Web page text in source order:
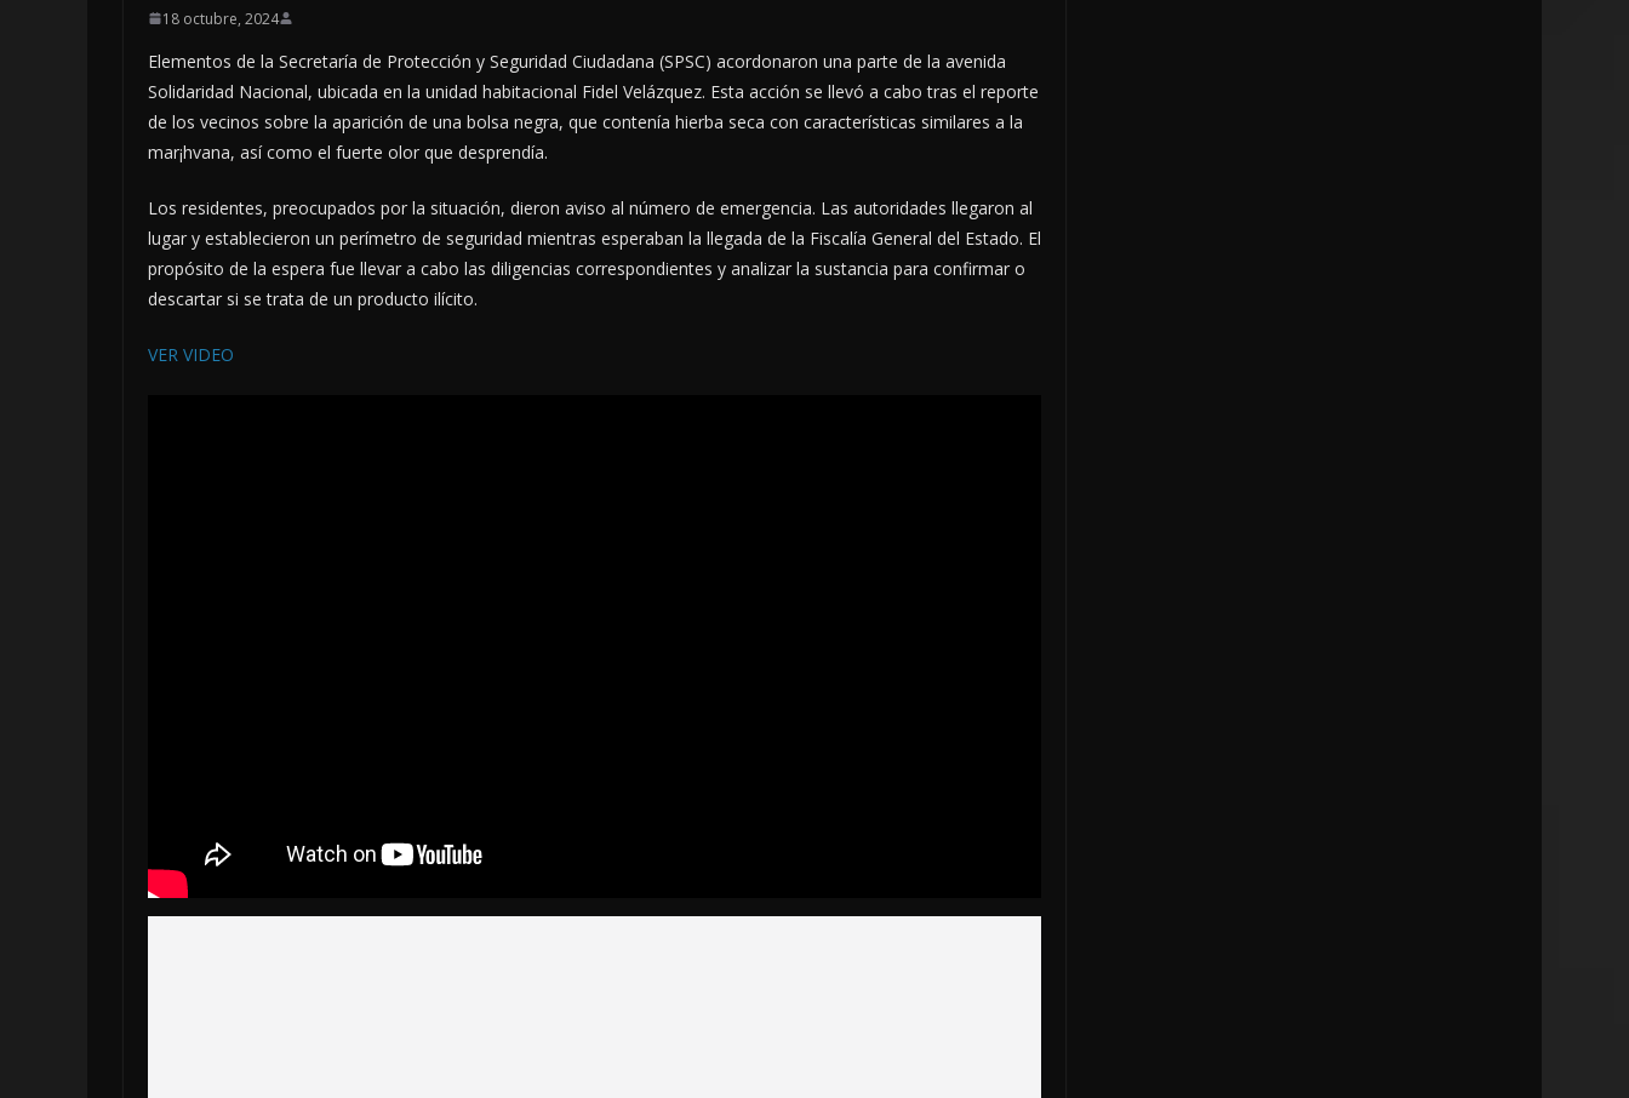
18 octubre, 2024
Elementos de la Secretaría de Protección y Seguridad Ciudadana (SPSC) acordonaron una parte de la avenida
Solidaridad Nacional, ubicada en la unidad habitacional Fidel Velázquez. Esta acción se llevó a cabo tras el reporte
de los vecinos sobre la aparición de una bolsa negra, que contenía hierba seca con características similares a la
mar¡hvana, así como el fuerte olor que desprendía.
Los residentes, preocupados por la situación, dieron aviso al número de emergencia. Las autoridades llegaron al
lugar y establecieron un perímetro de seguridad mientras esperaban la llegada de la Fiscalía General del Estado. El
propósito de la espera fue llevar a cabo las diligencias correspondientes y analizar la sustancia para confirmar o
descartar si se trata de un producto ilícito.
VER VIDEO